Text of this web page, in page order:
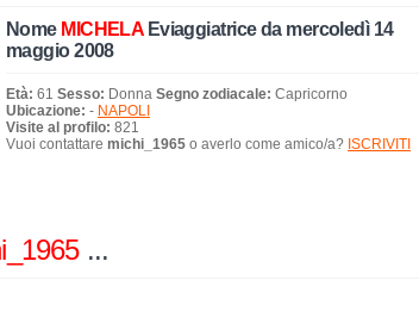
Nome MICHELAEviaggiatrice da mercoledì 14
maggio 2008
Età: 61 Sesso: Donna Segno zodiacale: Capricorno
Ubicazione: - NAPOLI
Visite al profilo: 821
Vuoi contattare michi_1965 o averlo come amico/a? ISCRIVITI
...